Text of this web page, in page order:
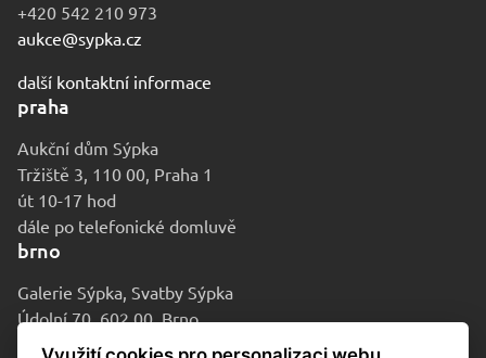
+420 542 210 973
aukce@sypka.cz
další kontaktní informace
praha
Aukční dům Sýpka
Tržiště 3, 110 00, Praha 1
út 10-17 hod
dále po telefonické domluvě
brno
Galerie Sýpka, Svatby Sýpka
Údolní 70, 602 00, Brno
po-pá 9-16 hod